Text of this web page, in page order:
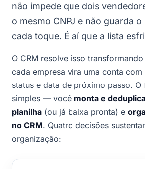
não impede que dois
o mesmo CNPJ e não guarda
cada toque. É aí que a lista
O CRM resolve isso
cada empresa vira uma conta
status e data de próximo passo. O
simples — você monta e
planilha (ou já baixa pronta) e
no CRM. Quatro decisões
organização: